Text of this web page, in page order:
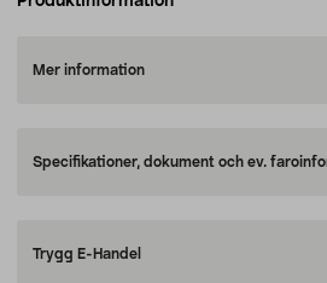
Mer information
Specifikationer, dokument och ev.
Trygg E-Handel